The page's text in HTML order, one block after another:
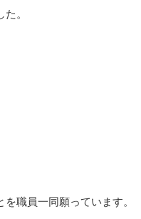
。
職員一同願っています。